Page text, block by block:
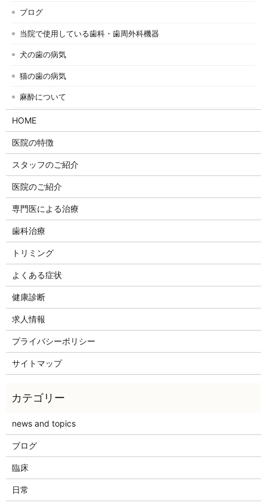
ブログ
当院で使用している歯科・歯周外科機器
犬の歯の病気
猫の歯の病気
麻酔について
HOME
医院の特徴
スタッフのご紹介
医院のご紹介
専門医による治療
歯科治療
トリミング
よくある症状
健康診断
求人情報
プライバシーポリシー
サイトマップ
news and topics
ブログ
臨床
日常